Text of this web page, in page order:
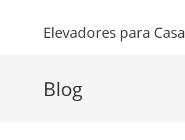
Elevadores para Casa
Blog